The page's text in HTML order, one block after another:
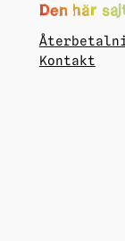
Den här
Kontakt